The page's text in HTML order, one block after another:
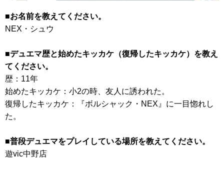
■お名前を教えてください。
NEX・シュウ
■デュエマ歴と始めたキッカケ（復帰したキッカケ）を教え
てください。
歴：11年
始めたキッカケ：小2の時、友人に誘われた。
復帰したキッカケ：『ボルシャック・NEX』に一目惚れし
た。
■普段デュエマをプレイしている場所を教えてください。
遊vic中野店